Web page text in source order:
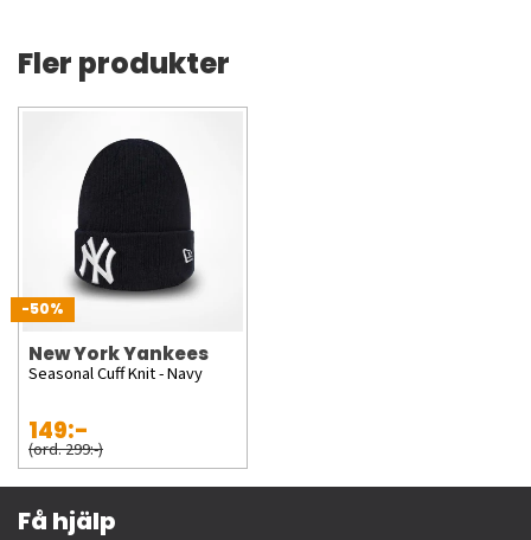
Fler produkter
-50%
New York Yankees
Seasonal Cuff Knit - Navy
149:-
(ord. 299:-)
Få hjälp